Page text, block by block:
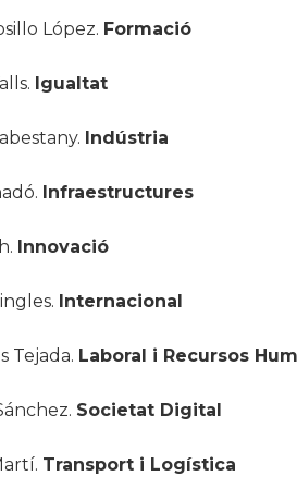
López. Formació
Igualtat
Indústria
Infraestructures
Innovació
Internacional
Tejada. Laboral i Recursos
Societat Digital
Transport i Logística